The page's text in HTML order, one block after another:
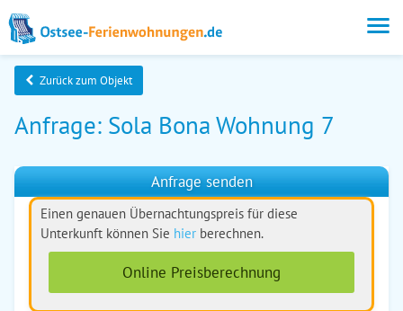
Zurück zum Objekt
Anfrage: Sola Bona Wohnung 7
Anfrage senden
Einen genauen Übernachtungspreis für diese
Unterkunft können Sie hier berechnen.
Online Preisberechnung